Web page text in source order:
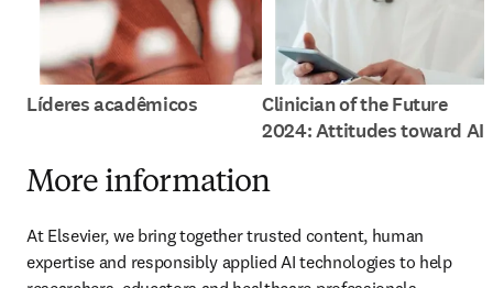
Líderes acadêmicos
Clinician of the Future
2024: Attitudes toward AI
More information
At Elsevier, we bring together trusted content, human
expertise and responsibly applied AI technologies to help